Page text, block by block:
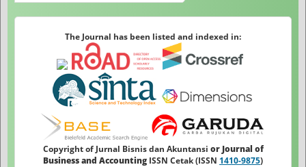
The Journal has been listed and indexed in:
Copyright of Jurnal Bisnis dan Akuntansi or Journal of
Business and Accounting ISSN Cetak (ISSN 1410-9875)